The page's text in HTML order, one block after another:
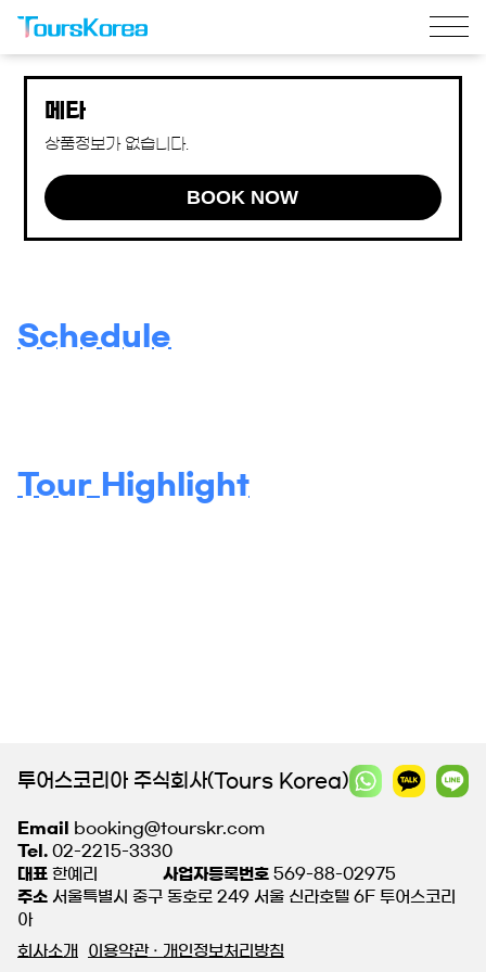
메타
상품정보가 없습니다.
BOOK NOW
Schedule
Tour Highlight
투어스코리아 주식회사(Tours Korea)
Email
booking@tourskr.com
Tel. 02-2215-3330
대표 한예리 사업자등록번호 569-88-02975
주소 서울특별시 중구 동호로 249 서울 신라호텔 6F 투어스코리
아
회사소개
이용약관 · 개인정보처리방침